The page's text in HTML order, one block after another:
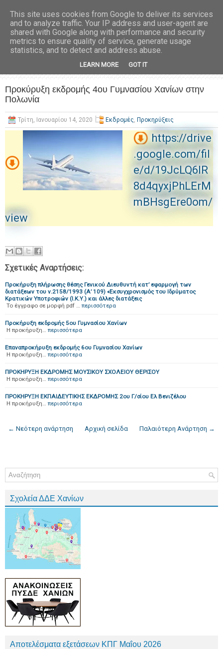
Προκύρυξη εκδρομής 4ου Γυμνασίου Χανίων στην
Πολωνία
Τρίτη, Ιανουαρίου 14, 2020 Εκδρομές, Προκηρύξεις
https://drive
.google.com/fil
e/d/19JcLQ6lR
8d4qyxjPhLErM
mBHsgEre0om/
view
Σχετικές Αναρτήσεις:
Προκήρυξη πλήρωσης θέσης Γενικού Διευθυντή κατ’ εφαρμογή των
διατάξεων του ν.2158/1993 (Α’ 109) «Εκσυγχρονισμός του Ιδρύματος
Κρατικών Υποτροφιών (Ι.Κ.Υ.) και άλλες διατάξεις
Το έγγραφο σε μορφή pdf … περισσότερα
Προκήρυξη εκδρομής 5ου Γυμνασίου Χανίων
Η προκήρυξη… περισσότερα
Επαναπροκήρυξη εκδρομής 6ου Γυμνασίου Χανίων
Η προκήρυξη… περισσότερα
ΠΡΟΚΗΡΥΞΗ ΕΚΔΡΟΜΗΣ ΜΟΥΣΙΚΟΥ ΣΧΟΛΕΙΟΥ ΘΕΡΙΣΟΥ
Η προκήρυξη… περισσότερα
ΠΡΟΚΗΡΥΞΗ ΕΚΠΑΙΔΕΥΤΙΚΗΣ ΕΚΔΡΟΜΗΣ 2ου Γ/σίου Ελ Βενιζέλου
Η προκήρυξη… περισσότερα
← Νεότερη ανάρτηση Παλαιότερη Ανάρτηση →
Αρχική σελίδα
Σχολεία ΔΔΕ Χανίων
Αποτελέσματα εξετάσεων ΚΠΓ Μαΐου 2026
This site uses cookies from Google to deliver its services
and to analyze traffic. Your IP address and user-agent are
shared with Google along with performance and security
metrics to ensure quality of service, generate usage
statistics, and to detect and address abuse.
LEARN MORE GOT IT